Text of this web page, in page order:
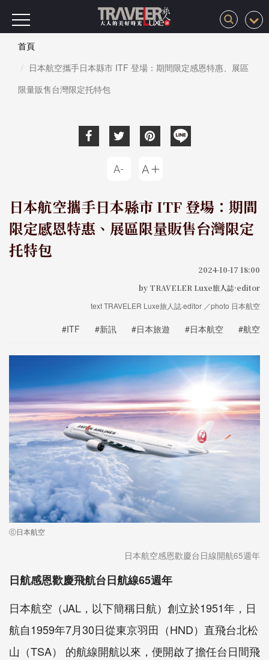
首頁
日本航空攜手日本縣市 ITF 登場：期間限定感恩特惠、展區
限量販售台灣限定托特包
日本航空攜手日本縣市 ITF 登場：期間
限定感恩特惠、展區限量販售台灣限定
托特包
2024-10-17 18:00
by TRAVELER Luxe旅人誌·editor
text TRAVELER Luxe旅人誌·editor ／photo 日本航空
#ITF #新訊 #日本旅遊 #日本航空 #航空
ⓒ日本航空
日本航空感恩歡慶台日線開航65週年
日航感恩歡慶飛航台日航線65週年
日本航空（JAL，以下簡稱日航）創立於1951年，日
航自1959年7月30日從東京羽田（HND）直飛台北松
山（TSA） 的航線開航以來，便開啟了擔任台日間飛